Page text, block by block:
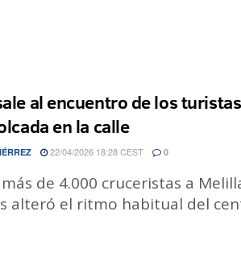
al encuentro de los
en la calle
22/04/2026 18:28 CEST 0
de 4.000 cruceristas a
alteró el ritmo habitual del